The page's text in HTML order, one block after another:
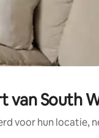
van South
voor hun locatie,